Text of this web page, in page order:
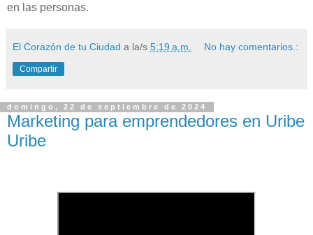
en las personas.
El Corazón de tu Ciudad a la/s 5:19 a.m. No hay comentarios.:
Compartir
domingo, 22 de septiembre de 2024
Marketing para emprendedores en Uribe
Uribe